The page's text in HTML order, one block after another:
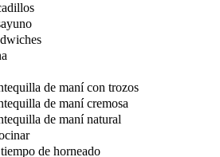
de maní con trozos
de maní cremosa
de maní natural
de horneado